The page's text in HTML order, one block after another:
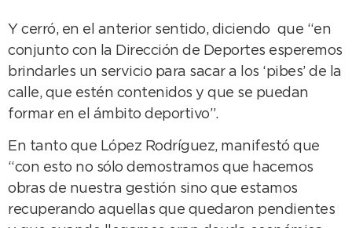
Y cerró, en el anterior sentido, diciendo que “en
conjunto con la Dirección de Deportes esperemos
brindarles un servicio para sacar a los ‘pibes’ de la
calle, que estén contenidos y que se puedan
formar en el ámbito deportivo”.
En tanto que López Rodríguez, manifestó que
“con esto no sólo demostramos que hacemos
obras de nuestra gestión sino que estamos
recuperando aquellas que quedaron pendientes